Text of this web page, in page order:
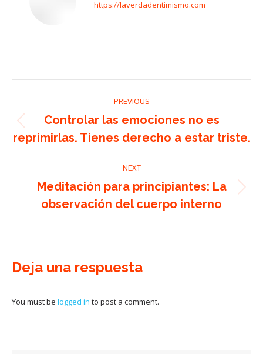
https://laverdadentimismo.com
navigation
PREVIOUS
Previous
post:
Controlar las emociones no es
reprimirlas. Tienes derecho a estar triste.
NEXT
Next
post:
Meditación para principiantes: La
observación del cuerpo interno
Deja una respuesta
You must be logged in to post a comment.